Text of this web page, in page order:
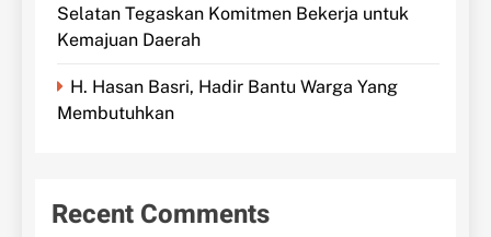
Selatan Tegaskan Komitmen Bekerja untuk
Kemajuan Daerah
H. Hasan Basri, Hadir Bantu Warga Yang
Membutuhkan
Recent Comments